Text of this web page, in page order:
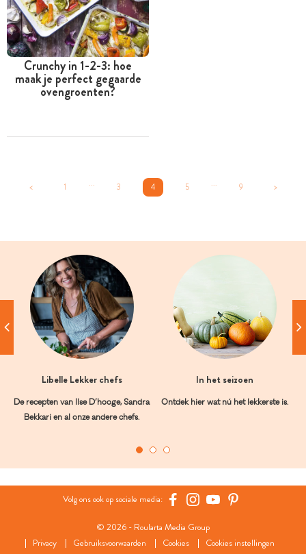
Crunchy in 1-2-3: hoe
maak je perfect gegaarde
ovengroenten?
< 1 ... 3 4 5 ... 9 >
Libelle Lekker chefs
De recepten van Ilse D’hooge, Sandra
Bekkari en al onze andere chefs.
In het seizoen
Ontdek hier wat nú het lekkerste is.
Volg ons ook op sociale media:
© 2026 - Roularta Media Group
Privacy
Gebruiksvoorwaarden Cookies Cookies instellingen